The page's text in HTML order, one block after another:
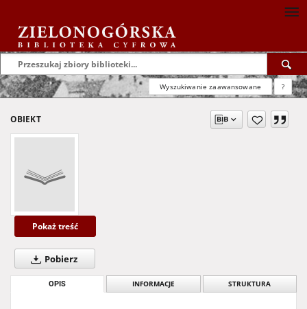
Wyszukiwanie zaawansowane ?
OBIEKT
Pokaż treść
Pobierz
OPIS INFORMACJE STRUKTURA